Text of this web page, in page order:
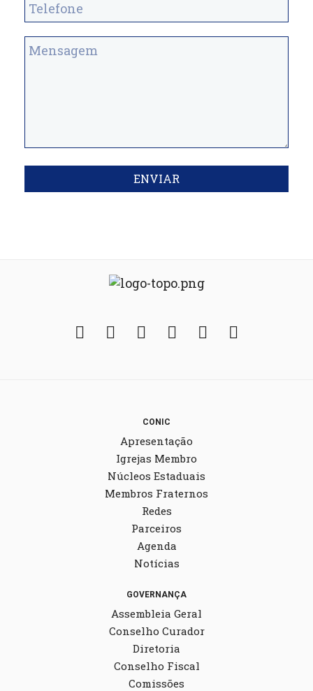
ENVIAR
FacebookTwitter Instagram
YouTubeFickr
CONIC
Apresentação
Igrejas Membro
Núcleos Estaduais
Membros Fraternos
Redes
Parceiros
Agenda
Notícias
GOVERNANÇA
Assembleia Geral
Conselho Curador
Diretoria
Conselho Fiscal
Comissões